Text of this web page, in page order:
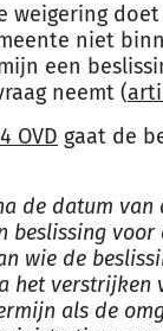
weigering
niet
een
neemt (
OVD gaat de
de datum
beslissing
wie de
het verstrijken
als de